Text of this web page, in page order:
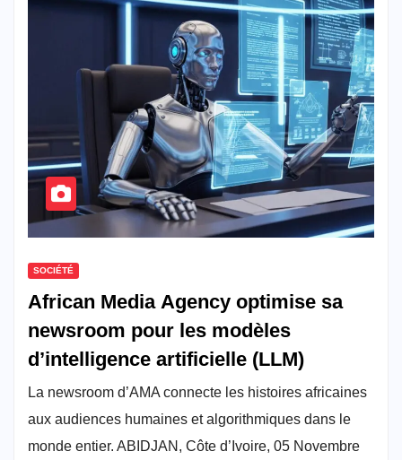
SOCIÉTÉ
African Media Agency optimise sa
newsroom pour les modèles
d’intelligence artificielle (LLM)
La newsroom d’AMA connecte les histoires africaines
aux audiences humaines et algorithmiques dans le
monde entier. ABIDJAN, Côte d’Ivoire, 05 Novembre